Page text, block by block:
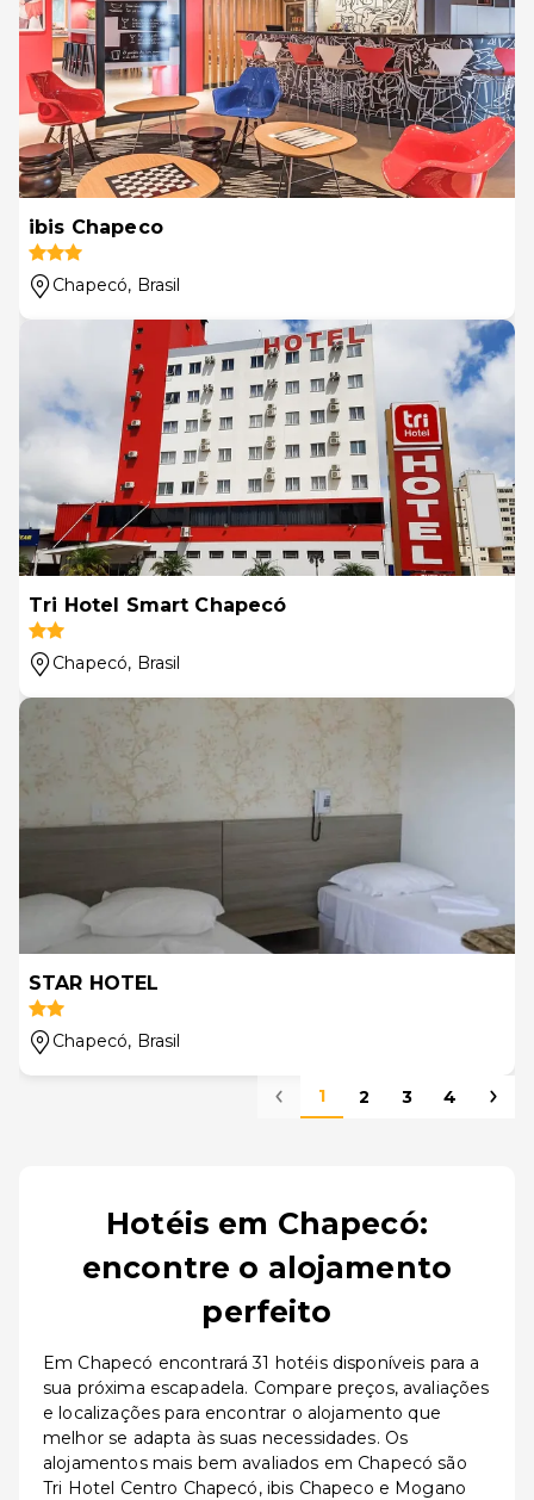
ibis Chapeco
Chapecó, Brasil
Tri Hotel Smart Chapecó
Chapecó, Brasil
STAR HOTEL
Chapecó, Brasil
1 2 3 4
Hotéis em Chapecó:
encontre o alojamento
perfeito
Em Chapecó encontrará 31 hotéis disponíveis para a
sua próxima escapadela. Compare preços, avaliações
e localizações para encontrar o alojamento que
melhor se adapta às suas necessidades. Os
alojamentos mais bem avaliados em Chapecó são
Tri Hotel Centro Chapecó, ibis Chapeco e Mogano